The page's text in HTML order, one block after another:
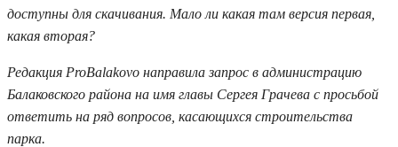
доступны для скачивания. Мало ли какая там версия первая,
какая вторая?
Редакция ProBalakovo направила запрос в администрацию
Балаковского района на имя главы Сергея Грачева с просьбой
ответить на ряд вопросов, касающихся строительства
парка.